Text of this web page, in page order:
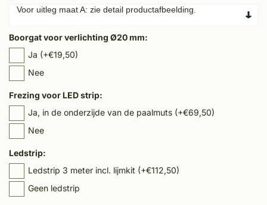
Boorgat voor verlichting Ø20 mm:
Ja (+€19,50)
Nee
Frezing voor LED strip:
Ja, in de onderzijde van de paalmuts (+€69,50)
Nee
Ledstrip:
Ledstrip 3 meter incl. lijmkit (+€112,50)
Geen ledstrip